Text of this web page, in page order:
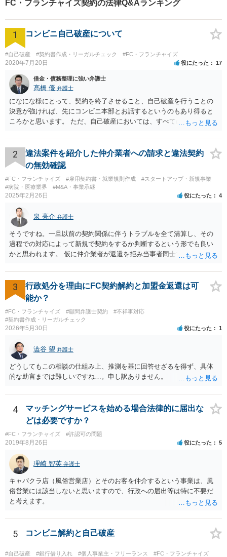
FC・フランチャイズ契約の法律Q&Aランキング
1 コンビニ自己破産について
#自己破産 #契約書作成・リーガルチェック #FC・フランチャイズ
2020年7月20日 役にたった 17
借金・債務整理に強い弁護士
髙橋 優 弁護士
になにな様にとって、契約を終了させること、自己破産を行うことの
決意が強ければ、先にコンビニ本部とお話するというのもあり得ると
ころかと思います。 ただ、自己破産においては、すべての債権者を公
扱うことが出来ないという点や財産の移転内容や時期によっては取り
戻す必要が出てくる等一定のリスクもございますので、もし契約を継
続するという選択肢がおありであれば、先に自己破産の相談というの
が適切かと思われます。 契約解約のご意思が固いところであれば、リ
スクを踏まえて進むしかないかと思いますので、本部との話が先であ
っても問題ないかと思います。
2
違法案件を紹介した仲介業者への請求と違法契約
の無効確認
#FC・フランチャイズ #雇用契約書・就業規則作成
#スタートアップ・新規事業
#病院・医療業界
#M&A・事業承継
2025年2月26日 役にたった 4
泉 亮介 弁護士
そうですね。一旦以前の契約関係に伴うトラブルを全て清算し、その
過程での対応によって新規で契約をするか判断するという形でも良い
かと思われます。 仮に仲介業者が返還を拒み当事者同士での解決が困
3
行政処分を理由にFC契約解約と加盟金返還は可
能か？
#FC・フランチャイズ #顧問弁護士契約
#不祥事対応
#契約書作成・リーガルチェック
2026年5月30日 役にたった 1
澁谷 望 弁護士
どうしてもこの相談の仕組み上、推測を基に回答せざるを得ず、具体
的な助言までは難しいですね…。申し訳ありません。
4
マッチングサービスを始める場合法律的に届出な
どは必要ですか？
#FC・フランチャイズ #許認可の問題
2019年8月26日 役にたった 5
理崎 智英 弁護士
キャバクラ店（風俗営業店）とそのお客を仲介するという事業は、風
俗営業には該当しないと思いますので、行政への届出等は特に不要だ
と考えます。
5 コンビニ解約と自己破産
#自己破産 #銀行借り入れ #個人事業主・フリーランス #FC・フランチャイズ